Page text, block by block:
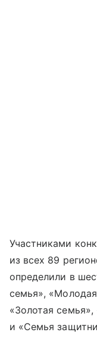
Участниками
из всех 89
определили в
семья»,
«Золотая
и «Семья